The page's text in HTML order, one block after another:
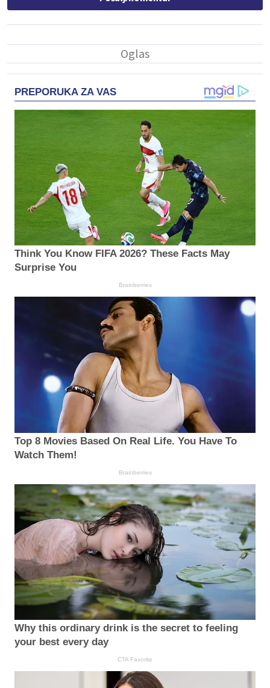
PREPORUKA ZA VAS
Think You Know FIFA 2026? These Facts May
Surprise You
Brainberries
Top 8 Movies Based On Real Life. You Have To
Watch Them!
Brainberries
Why this ordinary drink is the secret to feeling
your best every day
CTA Favorite